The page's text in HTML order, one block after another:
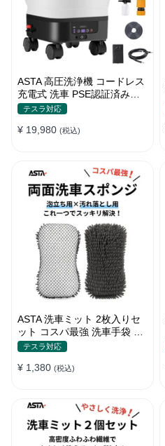
ASTA 高圧洗浄機 コードレス
充電式 洗車 PSE認証済み
13Lバケツ一体型 折りたたみ
360度回転ノズル トリガーガ
キャスター付属 水道接続不要
多機能コンパクト収納
テスラ対応
¥ 19,980 (税込)
ASTA 洗車ミット 2枚入りセ
ット コスパ最強 洗車手袋 マ
イクロファイバー製 洗車グッ
ポンジ
テスラ対応
¥ 1,380 (税込)